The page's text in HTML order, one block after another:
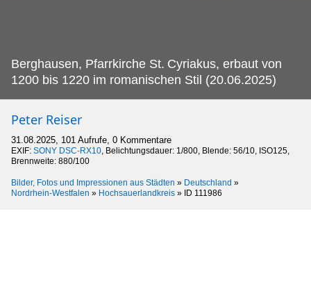
Berghausen, Pfarrkirche St. Cyriakus, erbaut von
1200 bis 1220 im romanischen Stil (20.06.2025)
Peter Reiser
31.08.2025, 101 Aufrufe, 0 Kommentare
EXIF: SONY DSC-RX10, Belichtungsdauer: 1/800, Blende: 56/10, ISO125,
Brennweite: 880/100
Bilder, Fotos und Impressionen aus Städten » Deutschland »
Nordrhein-Westfalen » Hochsauerlandkreis » ID 111986